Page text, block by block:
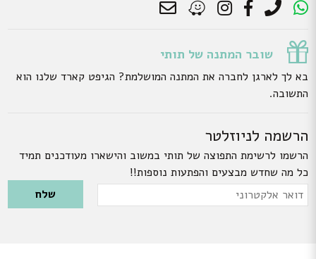
שובר המתנה של תותי
בא לך לארגן לחברה את המתנה המושלמת? הגיפט קארד שלנו הוא
התשובה.
הרשמה לניוזלטר
הרשמו לרשימת התפוצה של תותי במשוב והישארו מעודכנים תמיד
כל מה שחדש מבצעים והפתעות נוספות!!
Please leave this field empty.
דואר